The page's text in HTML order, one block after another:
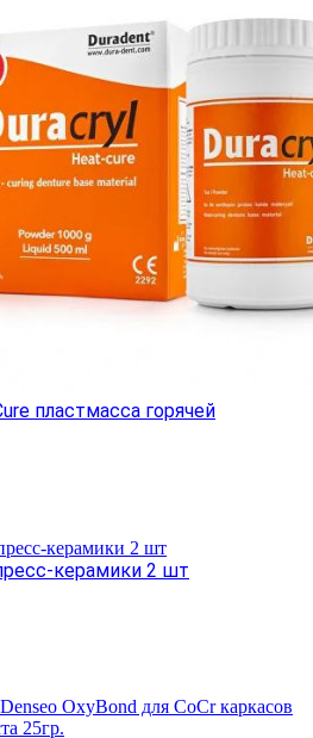
пластмасса горячей
керамики 2 шт